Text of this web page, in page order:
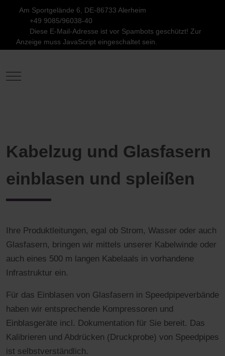
Am Sportgelände 6, DE-86733 Alerheim
+49 9085/96038-40
Diese E-Mail-Adresse ist vor Spambots geschützt! Zur
Anzeige muss JavaScript eingeschaltet sein.
Mobile Menu Toggle
Kabelzug und Glasfasern
einblasen und spleißen
Ihre Produktleitungen, egal ob Strom, Wasser oder auch
Glasfasern, bringen wir mittels unserer Kabelwinde oder
auch eines 500 m langen Kabelaals in vorhandene
Infrastruktur ein.
Für das Einblasen von Glasfasern in Speedpipeverbände
haben wir entsprechende Kompressoren und
Einblasgeräte incl. Dokumentation für Sie bereit. Das
Kalibrieren und Abdrücken (Druckprobe) von Speedpipes
ist selbstverständlich.